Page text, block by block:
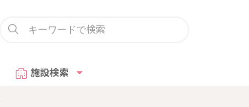
施設検索